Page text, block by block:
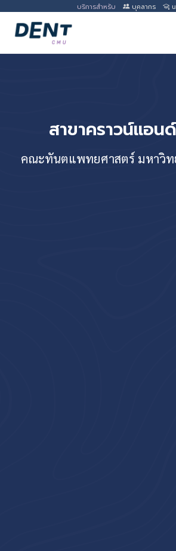
บริการสำหรับ บุคลากร
สาขาคราวน์แอน
คณะทันตแพทยศาสตร์ มหาวิท